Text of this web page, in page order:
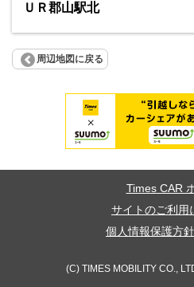
ＵＲ郡山駅北
周辺地図に戻る
Times CAR
サイトのご利用
個人情報保護方針
(C) TIMES MOBILITY CO.,